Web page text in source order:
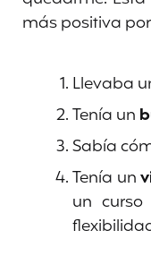
más positiva
Llevaba
Tenía un
Sabía
Tenía un
un